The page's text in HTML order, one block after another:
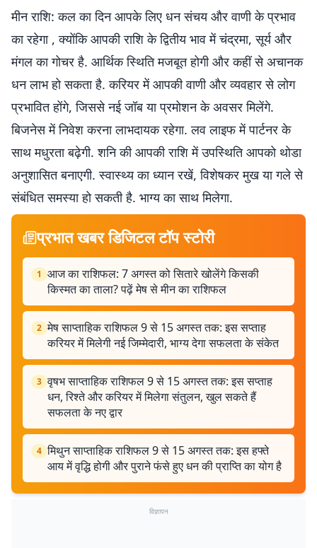
मीन राशि: कल का दिन आपके लिए धन संचय और वाणी के प्रभाव
का रहेगा , क्योंकि आपकी राशि के द्वितीय भाव में चंद्रमा, सूर्य और
मंगल का गोचर है. आर्थिक स्थिति मजबूत होगी और कहीं से अचानक
धन लाभ हो सकता है. करियर में आपकी वाणी और व्यवहार से लोग
प्रभावित होंगे, जिससे नई जॉब या प्रमोशन के अवसर मिलेंगे.
बिजनेस में निवेश करना लाभदायक रहेगा. लव लाइफ में पार्टनर के
साथ मधुरता बढ़ेगी. शनि की आपकी राशि में उपस्थिति आपको थोडा
अनुशासित बनाएगी. स्वास्थ्य का ध्यान रखें, विशेषकर मुख या गले से
संबंधित समस्या हो सकती है. भाग्य का साथ मिलेगा.
प्रभात खबर डिजिटल टॉप स्टोरी
1 आज का राशिफल: 7 अगस्त को सितारे खोलेंगे किसकी
किस्मत का ताला? पढ़ें मेष से मीन का राशिफल
2 मेष साप्ताहिक राशिफल 9 से 15 अगस्त तक: इस सप्ताह
करियर में मिलेगी नई जिम्मेदारी, भाग्य देगा सफलता के संकेत
3 वृषभ साप्ताहिक राशिफल 9 से 15 अगस्त तक: इस सप्ताह
धन, रिश्ते और करियर में मिलेगा संतुलन, खुल सकते हैं
सफलता के नए द्वार
4 मिथुन साप्ताहिक राशिफल 9 से 15 अगस्त तक: इस हफ्ते
आय में वृद्धि होगी और पुराने फंसे हुए धन की प्राप्ति का योग है
विज्ञापन